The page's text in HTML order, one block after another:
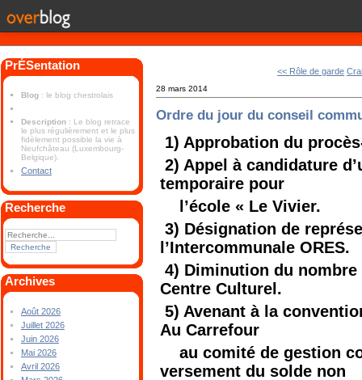
PrÉSentation
Blog : le blog chestrolais
Description : Le blog retrace
le plus régulièrement et le plus
fidèlement possible la vie à
Neufchâteau (Luxembourg-
Belgique).
Contact
Recherche
Archives
Août 2026
Juillet 2026
Juin 2026
Mai 2026
Avril 2026
<< Rôle de garde
28 mars 2014
Ordre du jour du conseil
1) Approbation du
2) Appel à candidature
temporaire pour
l’école « Le Vivier.
3) Désignation de
l’Intercommunale ORES.
4) Diminution du nombre
Centre Culturel.
5) Avenant à la
Au Carrefour
au comité de gestion
versement du solde non